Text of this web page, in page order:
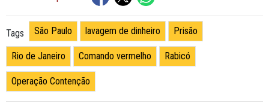
Tags São Paulo lavagem de dinheiro Prisão
Rio de Janeiro Comando vermelho Rabicó
Operação Contenção